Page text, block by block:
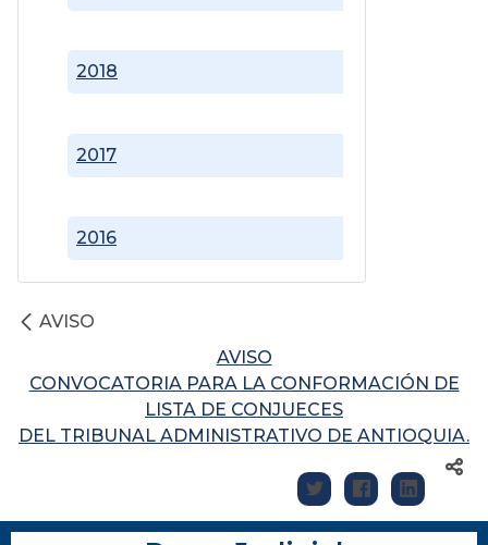
2016
2017
2018
AVISO
AVISO
CONVOCATORIA PARA LA CONFORMACIÓN DE
LISTA DE CONJUECES
DEL TRIBUNAL ADMINISTRATIVO DE ANTIOQUIA.